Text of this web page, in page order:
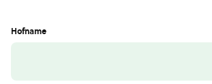
Hofname